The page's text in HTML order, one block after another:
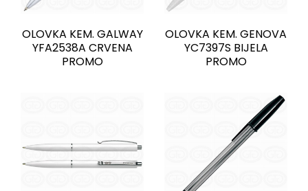
OLOVKA KEM. GALWAY
YFA2538A CRVENA
PROMO
OLOVKA KEM. GENOVA
YC7397S BIJELA
PROMO